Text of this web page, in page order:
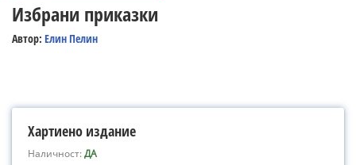
Избрани приказки
Автор: Елин Пелин
Хартиено издание
Наличност:ДА